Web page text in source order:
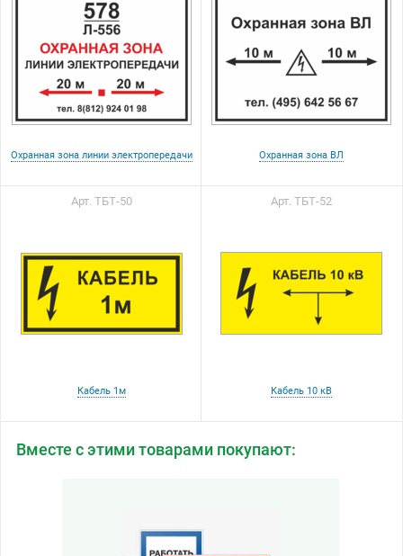
Охранная зона линии электропередачи Охранная зона ВЛ
Арт. ТБТ-50
Кабель 1м
Арт. ТБТ-52
Кабель 10 кВ
Вместе с этими товарами покупают: